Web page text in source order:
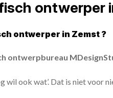
ontwerper
ontwerper in Zemst ?
ontwerpbureau
wil ook wat’. Dat is niet voor